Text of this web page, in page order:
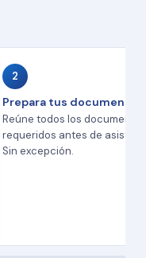
2
Prepara tus documentos
Reúne todos los documentos
requeridos antes de asistir.
Sin excepción.